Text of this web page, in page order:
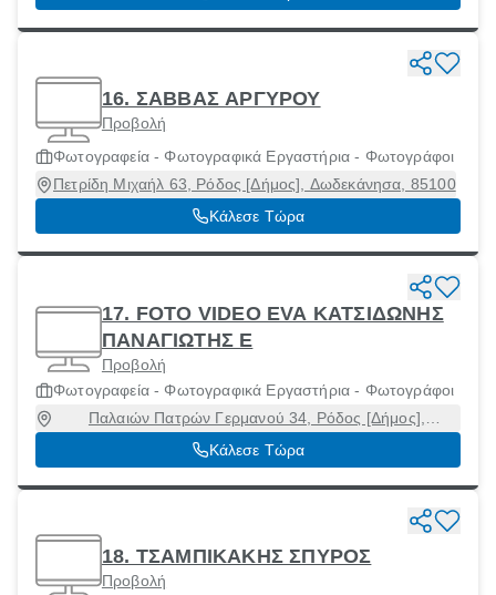
16. ΣΑΒΒΑΣ ΑΡΓΥΡΟΥ
Προβολή
Φωτογραφεία - Φωτογραφικά Εργαστήρια - Φωτογράφοι
Πετρίδη Μιχαήλ 63, Ρόδος [Δήμος], Δωδεκάνησα, 85100
Κάλεσε Τώρα
17. FOTO VIDEO EVA ΚΑΤΣΙΔΩΝΗΣ
ΠΑΝΑΓΙΩΤΗΣ Ε
Προβολή
Φωτογραφεία - Φωτογραφικά Εργαστήρια - Φωτογράφοι
Παλαιών Πατρών Γερμανού 34, Ρόδος [Δήμος],
Δωδεκάνησα, 85100
Κάλεσε Τώρα
18. ΤΣΑΜΠΙΚΑΚΗΣ ΣΠΥΡΟΣ
Προβολή